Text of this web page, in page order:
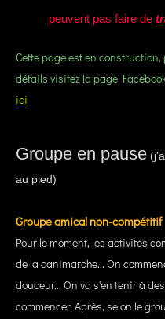
peuvent pas faire de
Cette page est en
détails visitez la page
ici
Groupe en pause
au pied)
Groupe amical non-compétitif
Pour le moment, les activités
de la canimarche... On
douceur... On va s'en tenir à
commencer. Après, selon le